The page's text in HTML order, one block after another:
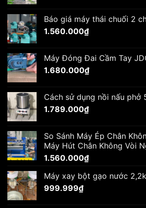
1.680.000₫. là:
Báo giá máy thái chuối 2
1.560.000₫
Máy Đóng Đai Cầm Tay
1.680.000₫
Cách sử dụng nồi nấu phở
1.789.000₫
So Sánh Máy Ép Chân
Máy Hút Chân Không Vòi
1.560.000₫
Máy xay bột gạo nước
999.999₫